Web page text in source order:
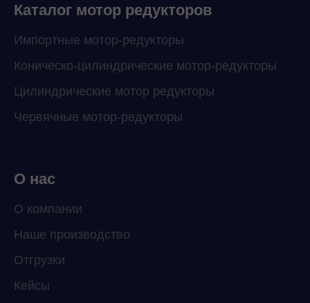
Каталог мотор редукторов
Импортные мотор-редукторы
Коническо-цилиндрические мотор-редукторы
Цилиндрические мотор редукторы
Червячные мотор-редукторы
О нас
О компании
Наше производство
Отгрузки
Кейсы